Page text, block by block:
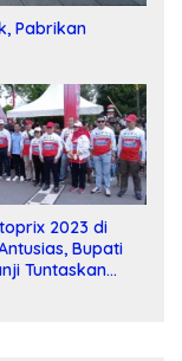
Pabrikan
2023 di
Bupati
Tuntaskan